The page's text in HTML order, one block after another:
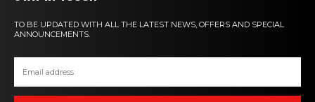
TO BE UPDATED WITH ALL THE LATEST NEWS, OFFERS AND SPECIAL
ANNOUNCEMENTS.